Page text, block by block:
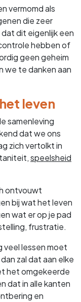
vermomd als
die zeer
dit eigenlijk een
hebben of
geen geheim
we te danken aan
leven
samenleving
dat we ons
zich vertolkt in
speelsheid
ontvouwt
bij wat het leven
wat er op je pad
frustratie.
veel lessen moet
zal dat aan elke
het omgekeerde
dat in alle kanten
en